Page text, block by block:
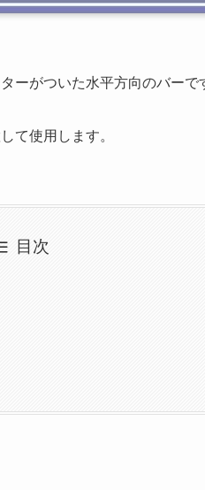
ーがついた水平方向のバーで
て使用します。
目次